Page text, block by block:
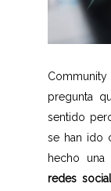
pregunta
sentido
se han ido
hecho
redes